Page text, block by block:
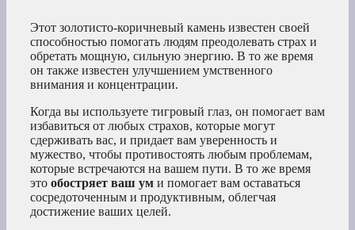
Этот золотисто-коричневый камень известен своей
способностью помогать людям преодолевать страх и
обретать мощную, сильную энергию. В то же время
он также известен улучшением умственного
внимания и концентрации.
Когда вы используете тигровый глаз, он помогает вам
избавиться от любых страхов, которые могут
сдерживать вас, и придает вам уверенность и
мужество, чтобы противостоять любым проблемам,
которые встречаются на вашем пути. В то же время
это обостряет ваш ум и помогает вам оставаться
сосредоточенным и продуктивным, облегчая
достижение ваших целей.